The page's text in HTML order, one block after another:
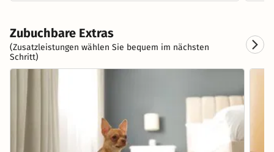
Zubuchbare Extras
(Zusatzleistungen wählen Sie bequem im nächsten
Schritt)